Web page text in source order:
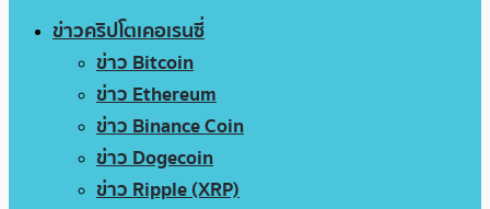
ข่าวคริปโตเคอเรนซี่
ข่าว Bitcoin
ข่าว Ethereum
ข่าว Binance Coin
ข่าว Dogecoin
ข่าว Ripple (XRP)